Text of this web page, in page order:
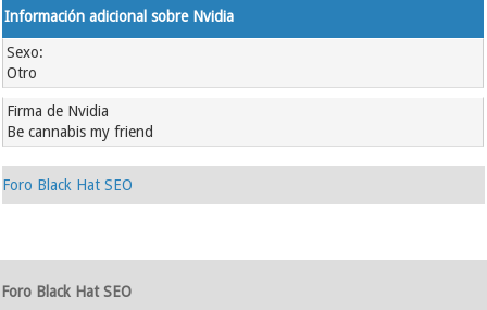
Información adicional sobre Nvidia
Sexo:
Otro
Firma de Nvidia
Be cannabis my friend
Foro Black Hat SEO
Foro Black Hat SEO